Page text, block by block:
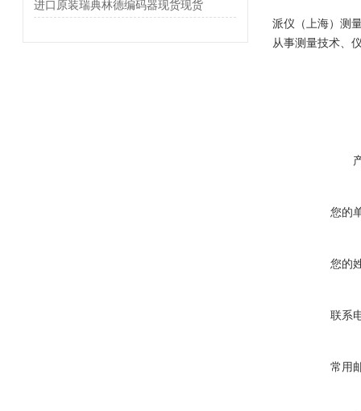
进口原装瑞典林德编码器现货现货
派仪（上海）测
从事测量技术、
您的
您的
联系
常用